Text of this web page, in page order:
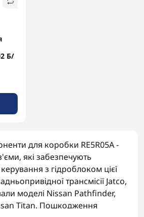
Б/
для коробки RE5R05A -
які забезпечують
з гідроблоком цієї
трансмісії Jatco,
моделі Nissan Pathfinder,
Titan. Пошкодження